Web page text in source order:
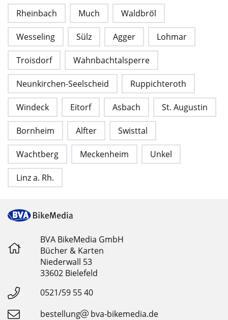
Rheinbach Much Waldbröl
Wesseling Sülz Agger Lohmar
Troisdorf Wahnbachtalsperre
Neunkirchen-Seelscheid Ruppichteroth
Windeck Eitorf Asbach St. Augustin
Bornheim Alfter Swisttal
Wachtberg Meckenheim Unkel
Linz a. Rh.
BVA BikeMedia GmbH
Bücher & Karten
Niederwall 53
33602 Bielefeld
0521/59 55 40
bestellung
bva-bikemedia.de